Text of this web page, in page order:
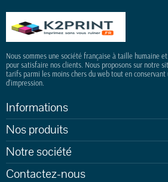
Nous sommes une société française à taille humaine
pour satisfaire nos clients. Nous proposons sur notre
tarifs parmi les moins chers du web tout en
d'impression.
Informations
Nos produits
Notre société
Contactez-nous